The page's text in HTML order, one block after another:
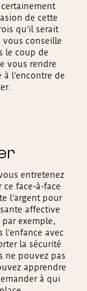
de cette
qu’il serait
vous conseille
le coup de
vous rendre
l’encontre de
entretenez
face-à-face
l’argent pour
affective
exemple,
avec
la sécurité
ne pouvez pas
apprendre
à qui